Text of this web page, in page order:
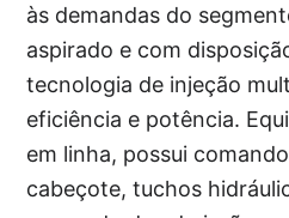
às demandas do
aspirado e com
tecnologia de injeção
eficiência e potência.
em linha, possui
cabeçote, tuchos